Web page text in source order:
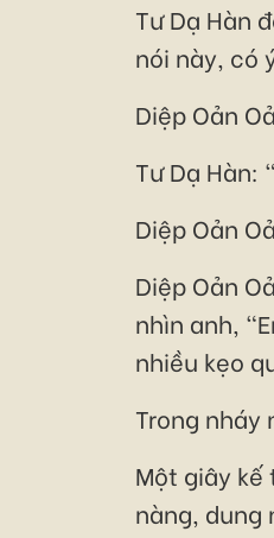
Tư Dạ Hàn
nói này, có
Diệp Oản
Tư Dạ Hàn:
Diệp Oản
Diệp Oản
nhìn anh,
nhiều kẹo
Trong nháy
Một giây
nàng, dung